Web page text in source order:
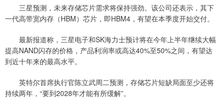
三星预测，未来存储芯片需求将保持强劲。该公司还表示，其下
一代高带宽内存（HBM）芯片，即HBM4，有望在本季度开始交付。
最新报道称，三星电子和SK海力士预计将在今年上半年继续大幅
提高NAND闪存的价格，产品利润率或高达40%至50%之间，有望达
到近十年来的最高水平。
英特尔首席执行官陈立武周二预测，存储芯片短缺局面至少还将
持续两年，“要到2028年才能有所缓解”。